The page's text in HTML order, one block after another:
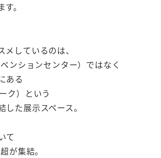
。
しているのは、
ンションセンター）ではなく
ある
ク）という
た展示スペース。
て
が集結。